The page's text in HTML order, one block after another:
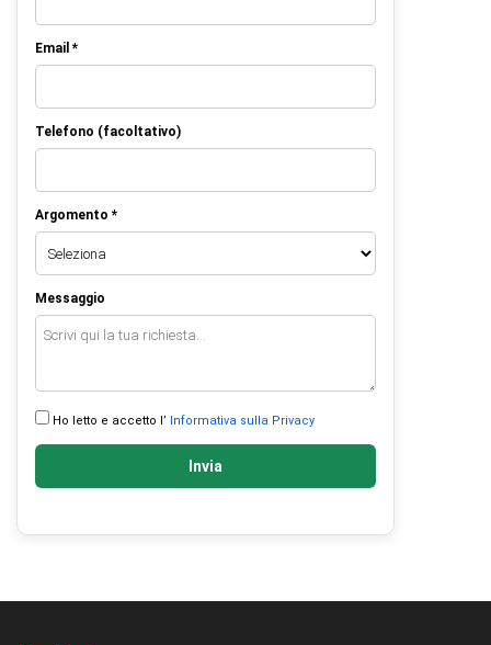
Email *
Telefono (facoltativo)
Argomento *
Messaggio
Ho letto e accetto l’ Informativa sulla Privacy
Invia